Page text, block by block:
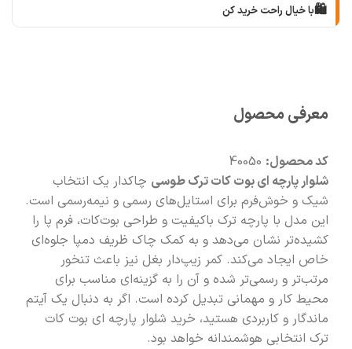
🛍️با خیال راحت خرید کن
🧡بعد از خرید هم کنارتیم
معرفی محصول
کد محصول: 40050
شلوار پارچه ای بوت کات ترک طوسیچاکدار یک انتخاب
شیک و خوش‌فرم برای استایل‌های رسمی و نیمه‌رسمی است.
این مدل با پارچه ترک باکیفیت و طراحی بوت‌کات، فرم پا را
کشیده‌تر نشان می‌دهد و به کمک چاک ظریف دمپا جلوه‌ای
خاص ایجاد می‌کند. کمر زیپ‌دار بغل نیز باعث تنخور
مرتب‌تر و رسمی‌تر شده و آن را به گزینه‌ای مناسب برای
محیط کار و مهمانی تبدیل کرده است. اگر به دنبال یک آیتم
ماندگار و کاربردی هستید، خرید شلوار پارچه ای بوت کات
ترک انتخابی هوشمندانه خواهد بود.